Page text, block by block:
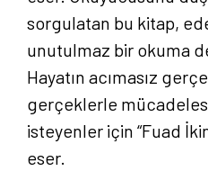
sorgulatan bu kitap,
unutulmaz bir okuma
Hayatın acımasız
gerçeklerle
isteyenler için “Fuad
eser.